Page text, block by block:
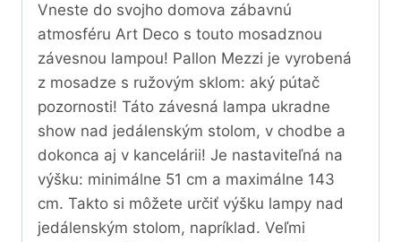
Vneste do svojho domova zábavnú
atmosféru Art Deco s touto mosadznou
závesnou lampou! Pallon Mezzi je vyrobená
z mosadze s ružovým sklom: aký pútač
pozornosti! Táto závesná lampa ukradne
show nad jedálenským stolom, v chodbe a
dokonca aj v kancelárii! Je nastaviteľná na
výšku: minimálne 51 cm a maximálne 143
cm. Takto si môžete určiť výšku lampy nad
jedálenským stolom, napríklad. Veľmi